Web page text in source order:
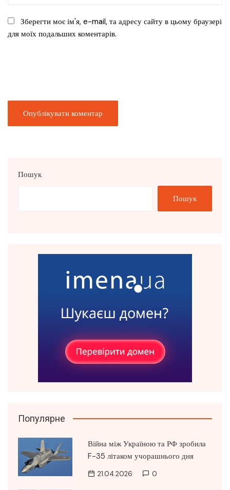
Зберегти моє ім'я, e-mail, та адресу сайту в цьому браузері
для моїх подальших коментарів.
Пошук
Пошук
Популярне
Війна між Україною та РФ зробила
F-35 літаком учорашнього дня
21.04.2026 0